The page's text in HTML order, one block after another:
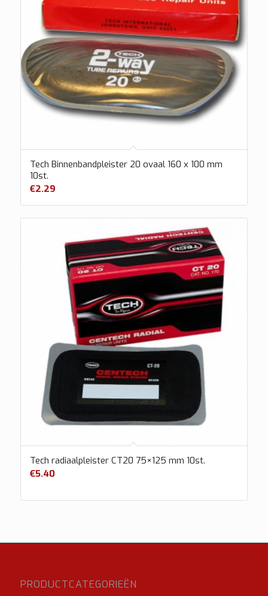
Tech Binnenbandpleister 20 ovaal 160 x 100 mm
10st.
€2.29
Tech radiaalpleister CT20 75×125 mm 10st.
€5.40
PRODUCTCATEGORIEËN